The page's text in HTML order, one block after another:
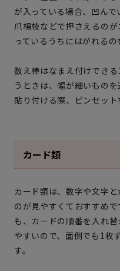
が入っている場合、凹んで
爪楊枝などで押さえるの
っているうちにはがれるの
数え棒はなまえ付けでき
うときは、幅が細いもの
貼り付ける際、ピンセット
カード類
カード類は、数字や文字
のが見やすくておすすめ
も、カードの順番を入れ
やすいので、面倒でも1枚
す。